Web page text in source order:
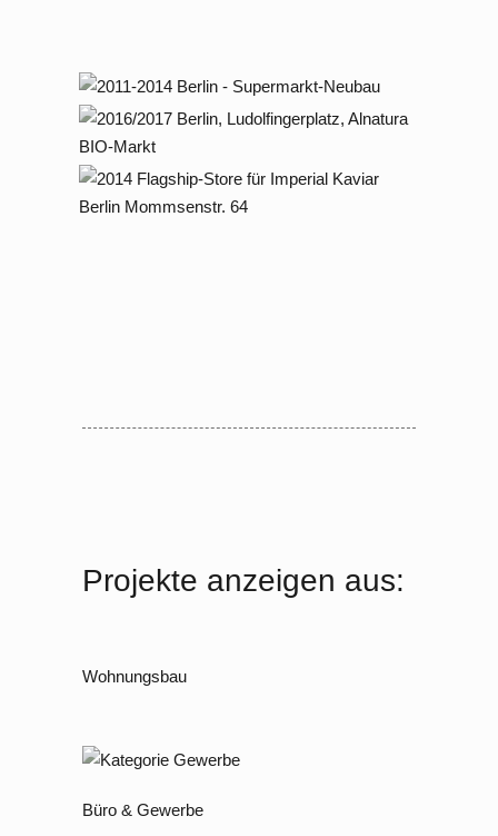
Tiefgarage
2011 – 2014 Berlin, Supermarkt –
Neubau
2016 – 2017 Berlin, Ludolfingerplatz,
Alnatura BIO – Markt
2014 Berlin Mommsenstraße 64,
Flagship Store Imperial Kaviar
Projekte anzeigen aus:
Wohnungsbau
Büro & Gewerbe